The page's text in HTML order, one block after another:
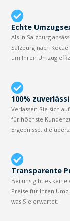
Echte
Als in Salzburg
Salzburg nach
um Ihren Umzug
100%
Verlassen Sie sich
für höchste
Ergebnisse, die
Transparente
Bei uns gibt es
Preise für Ihren
was Sie erwartet.